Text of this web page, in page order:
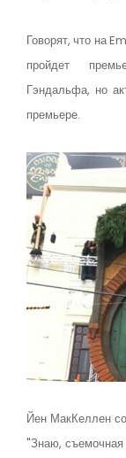
Говорят, что на
пройдет
Гэндальфа, но
премьере.
Йен МакКеллен
"Знаю,